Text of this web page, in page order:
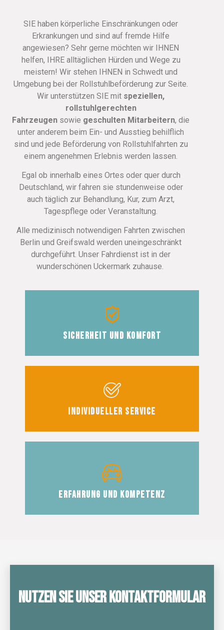
SIE haben körperliche Einschränkungen oder
Erkrankungen und sind auf fremde Hilfe
angewiesen? Sehr gerne möchten wir IHNEN
helfen, IHRE alltäglichen Hürden und Wege zu
meistern! Wir stehen IHNEN in Schwedt und
Umgebung bei der Rollstuhlbeförderung zur Seite.
Wir unterstützen SIE mit speziellen,
rollstuhlgerechten
Fahrzeugen sowie geschulten Mitarbeitern, die
unter anderem beim Ein- und Ausstieg behilflich
sind und jede Beförderung von Rollstuhlfahrten zu
einem angenehmen Erlebnis werden lassen.
Egal ob innerhalb eines Ortes oder quer durch
Deutschland, wir fahren sie stundenweise oder
auch täglich zur Behandlung, Kur, zum Arzt,
Tagespflege oder Veranstaltung.
Alle medizinisch notwendigen Fahrten zwischen
Berlin und Greifswald werden uneingeschränkt
durchgeführt. Unser Fahrdienst ist in der
wunderschönen Uckermark zuhause.
Sicherheit und Komfort
Individueller Service
Erfahrung und Kompetenz
Nutzen Sie unser Kontaktformular